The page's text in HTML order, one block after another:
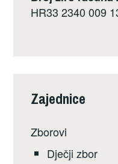
HR33 2340 009
Zajednice
Zborovi
Dječji zbor